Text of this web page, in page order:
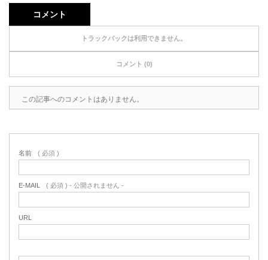
コメント
トラックバックは利用できません。
コメント (0)
この記事へのコメントはありません。
名前 ( 必須 )
E-MAIL ( 必須 ) - 公開されません -
URL